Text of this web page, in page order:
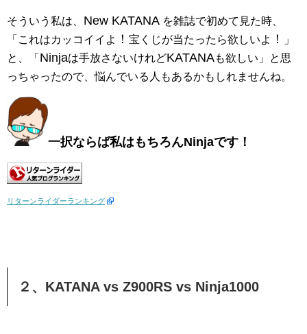
そういう私は、 New KATANA を雑誌で初めて見た時、
「これはカッコイイよ ！ 宝くじが当たったら欲しいよ ！
」
と、「 Ninjaは手放さないけれどKATANAも欲しい」と思
っちゃったので、悩んでいる人もあるかもしれませんね。
一択ならば私はもちろんNinjaです ！
リターンライダーランキング
２、KATANA vs Z900RS vs Ninja1000